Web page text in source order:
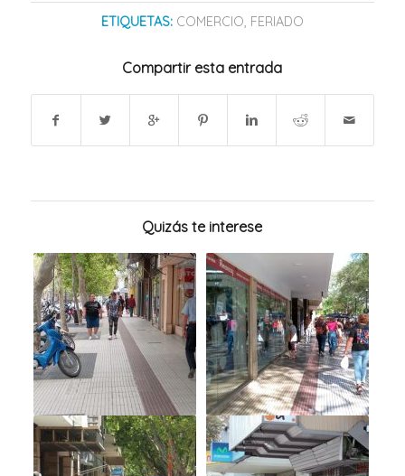
ETIQUETAS: COMERCIO, FERIADO
Compartir esta entrada
Quizás te interese